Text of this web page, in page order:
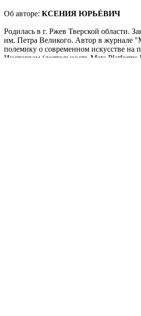
Об авторе: КСЕНИЯ ЮРЬÉВИЧ
Родилась в г. Ржев Тверской области.
им. Петра Великого. Автор в журнале
полемику о современном искусстве на
Инстаграм (деятельность Meta Platforms